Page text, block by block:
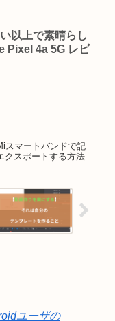
以上で素晴らし
Pixel 4a 5G レビ
スマートバンドで記
クスポートする方法
ユーザの